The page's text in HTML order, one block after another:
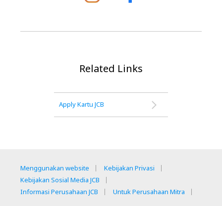
Related Links
Apply Kartu JCB
Menggunakan website
Kebijakan Privasi
Kebijakan Sosial Media JCB
Informasi Perusahaan JCB
Untuk Perusahaan Mitra